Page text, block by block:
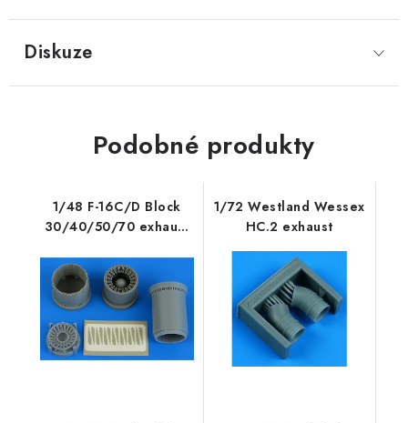
Diskuze
Podobné produkty
1/48 F-16C/D Block
30/40/50/70 exhaust
recommended for
Kinetic
1/72 Westland Wessex
HC.2 exhaust